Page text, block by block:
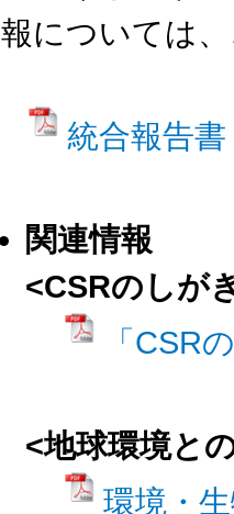
報については
統合報告
関連情報
<CSRのしが
「CSR
<地球環境と
環境・